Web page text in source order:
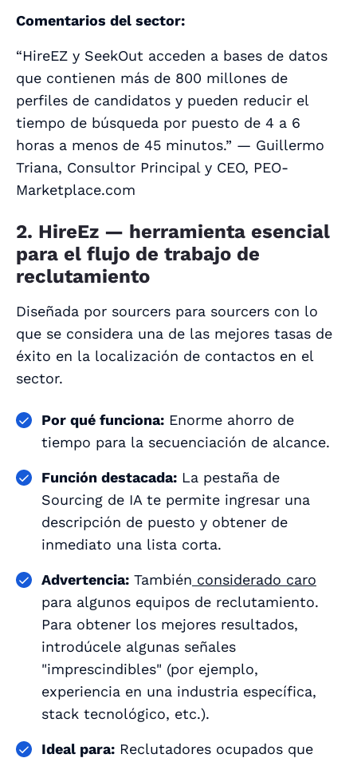
Comentarios del sector:
“HireEZ y SeekOut acceden a bases de datos
que contienen más de 800 millones de
perfiles de candidatos y pueden reducir el
tiempo de búsqueda por puesto de 4 a 6
horas a menos de 45 minutos.” — Guillermo
Triana, Consultor Principal y CEO, PEO-
Marketplace.com
2. HireEz — herramienta esencial
para el flujo de trabajo de
reclutamiento
Diseñada por sourcers para sourcers con lo
que se considera una de las mejores tasas de
éxito en la localización de contactos en el
sector.
Por qué funciona: Enorme ahorro de
tiempo para la secuenciación de alcance.
Función destacada: La pestaña de
Sourcing de IA te permite ingresar una
descripción de puesto y obtener de
inmediato una lista corta.
Advertencia: También considerado caro
para algunos equipos de reclutamiento.
Para obtener los mejores resultados,
introdúcele algunas señales
"imprescindibles" (por ejemplo,
experiencia en una industria específica,
stack tecnológico, etc.).
Ideal para: Reclutadores ocupados que